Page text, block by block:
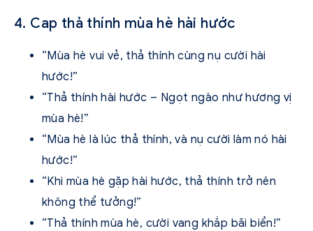
4. Cap thả thính mùa hè hài hước
“Mùa hè vui vẻ, thả thính cùng nụ cười hài
hước!”
“Thả thính hài hước – Ngọt ngào như hương vị
mùa hè!”
“Mùa hè là lúc thả thính, và nụ cười làm nó hài
hước!”
“Khi mùa hè gặp hài hước, thả thính trở nên
không thể tưởng!”
“Thả thính mùa hè, cười vang khắp bãi biển!”